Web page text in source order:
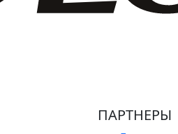
ПАРТНЕРЫ